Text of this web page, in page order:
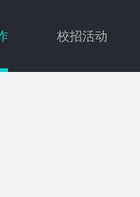
校招活动